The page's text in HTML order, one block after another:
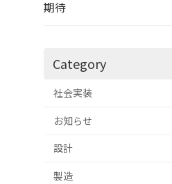
期待
Category
社会実装
お知らせ
設計
製造